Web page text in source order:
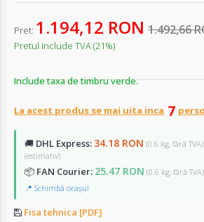
Pret: 1.194,12 RON 1.492,66
Pretul include TVA (21%)
Include taxa de timbru verde.
La acest produs se mai uita inca
🚚 DHL Express: 34.18 RON (0.6 kg, fără
(estimativ)
📦 FAN Courier: 25.47 RON (0.6 kg, fără
📍 Schimbă orașul
Fisa tehnica [PDF]